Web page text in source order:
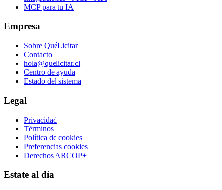
MCP para tu IA
Empresa
Sobre QuéLicitar
Contacto
hola@quelicitar.cl
Centro de ayuda
Estado del sistema
Legal
Privacidad
Términos
Política de cookies
Preferencias cookies
Derechos ARCOP+
Estate al día